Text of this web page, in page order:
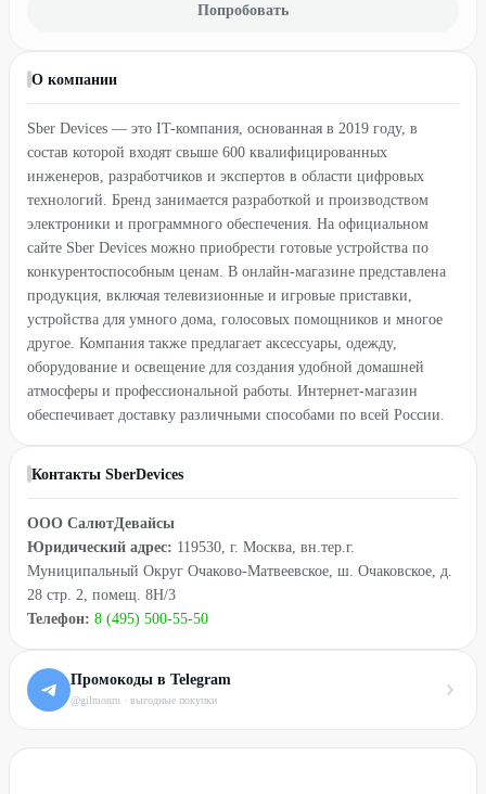
Попробовать
О компании
Sber Devices — это IT-компания, основанная в 2019 году, в
состав которой входят свыше 600 квалифицированных
инженеров, разработчиков и экспертов в области цифровых
технологий. Бренд занимается разработкой и производством
электроники и программного обеспечения. На официальном
сайте Sber Devices можно приобрести готовые устройства по
конкурентоспособным ценам. В онлайн-магазине представлена
продукция, включая телевизионные и игровые приставки,
устройства для умного дома, голосовых помощников и многое
другое. Компания также предлагает аксессуары, одежду,
оборудование и освещение для создания удобной домашней
атмосферы и профессиональной работы. Интернет-магазин
обеспечивает доставку различными способами по всей России.
Контакты SberDevices
ООО СалютДевайсы
Юридический адрес: 119530, г. Москва, вн.тер.г.
Муниципальный Округ Очаково-Матвеевское, ш. Очаковское, д.
28 стр. 2, помещ. 8Н/3
Телефон: 8 (495) 500-55-50
Промокоды в Telegram
@gilmonru · выгодные покупки